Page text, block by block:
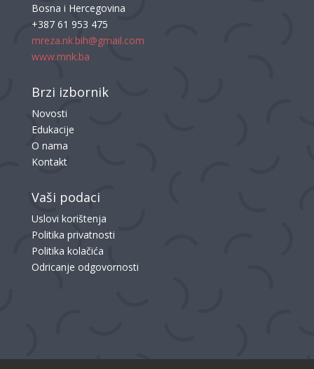
Bosna i Hercegovina
+387 61 953 475
mreza.nk.bih@gmail.com
www.mnk.ba
Brzi izbornik
Novosti
Edukacije
O nama
Kontakt
Vaši podaci
Uslovi korištenja
Politika privatnosti
Politika kolačića
Odricanje odgovornosti